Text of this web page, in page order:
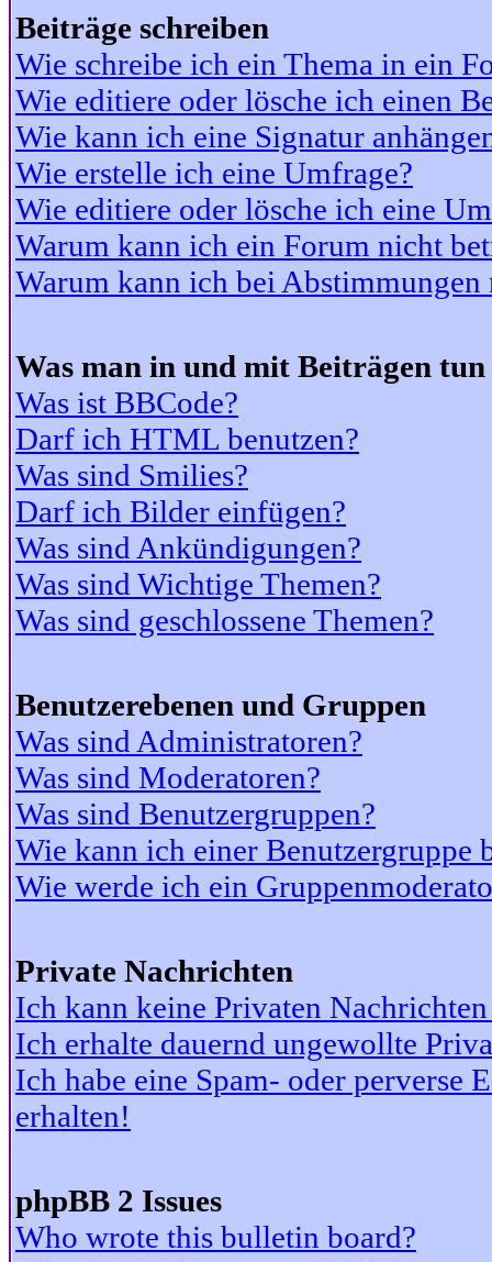
Beiträge schreiben
Wie schreibe ich ein Thema in ein
Wie editiere oder lösche ich einen
Wie kann ich eine Signatur
Wie erstelle ich eine Umfrage?
Wie editiere oder lösche ich eine
Warum kann ich ein Forum nicht
Warum kann ich bei
Was man in und mit Beiträgen
Was ist BBCode?
Darf ich HTML benutzen?
Was sind Smilies?
Darf ich Bilder einfügen?
Was sind Ankündigungen?
Was sind Wichtige Themen?
Was sind geschlossene Themen?
Benutzerebenen und Gruppen
Was sind Administratoren?
Was sind Moderatoren?
Was sind Benutzergruppen?
Wie kann ich einer Benutzergruppe
Wie werde ich ein
Private Nachrichten
Ich kann keine Privaten
Ich erhalte dauernd ungewollte
Ich habe eine Spam- oder perverse
erhalten!
phpBB 2 Issues
Who wrote this bulletin board?